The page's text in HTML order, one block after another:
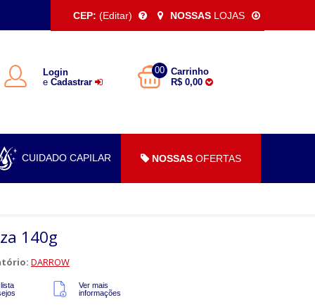
CEP: (Editar) NOSSAS LOJAS
Login
e Cadastrar
00
Carrinho
R$ 0,00
CUIDADO CAPILAR NOSSAS OFERTAS
140g
DARROW
Ver mais
informações